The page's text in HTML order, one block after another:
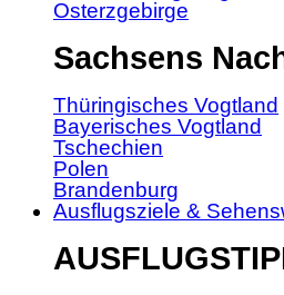
Osterzgebirge
Sachsens
Thüringisches Vogtland
Bayerisches Vogtland
Tschechien
Polen
Brandenburg
Ausflugsziele &